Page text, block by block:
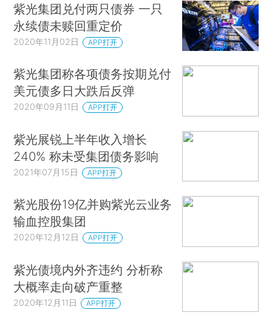
紫光集团兑付两只债券 一只
永续债未赎回重定价
2020年11月02日 APP打开
紫光集团称各项债务按期兑付
美元债多日大跌后反弹
2020年09月11日 APP打开
紫光展锐上半年收入增长
240% 称未受集团债务影响
2021年07月15日 APP打开
紫光股份19亿并购紫光云业务
输血控股集团
2020年12月12日 APP打开
紫光债境内外齐违约 分析称
大概率走向破产重整
2020年12月11日 APP打开